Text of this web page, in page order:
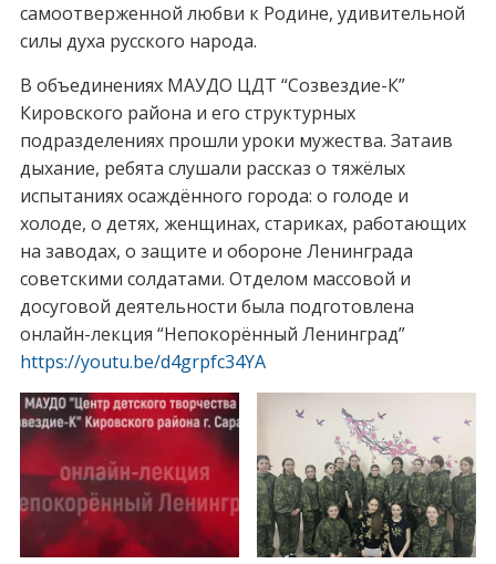
самоотверженной любви к Родине, удивительной
силы духа русского народа.
В объединениях МАУДО ЦДТ “Созвездие-К”
Кировского района и его структурных
подразделениях прошли уроки мужества. Затаив
дыхание, ребята слушали рассказ о тяжёлых
испытаниях осаждённого города: о голоде и
холоде, о детях, женщинах, стариках, работающих
на заводах, о защите и обороне Ленинграда
советскими солдатами. Отделом массовой и
досуговой деятельности была подготовлена
онлайн-лекция “Непокорённый Ленинград”
https://youtu.be/d4grpfc34YA